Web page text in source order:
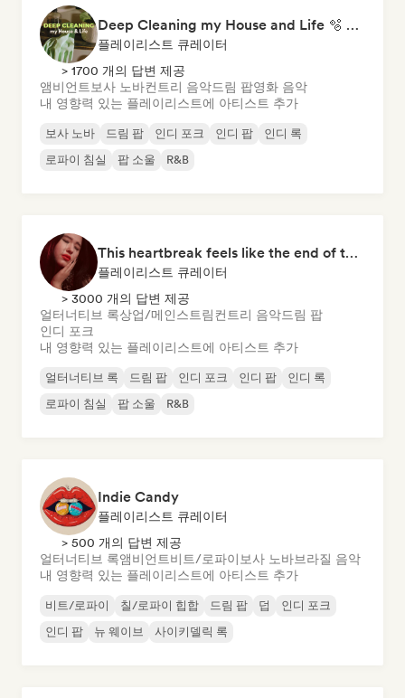
Deep Cleaning my House and Life 🫧 Bedroom Pop & Indie Pop
플레이리스트 큐레이터
> 1700 개의 답변 제공
앰비언트 보사 노바컨트리 음악드림 팝영화 음악
내 영향력 있는 플레이리스트에 아티스트 추가
보사 노바 드림 팝 인디 포크 인디 팝
인디 록
로파이 침실
팝 소울 R&B
This heartbreak feels like the end of the world
플레이리스트 큐레이터
> 3000 개의 답변 제공
얼터너티브 록상업/메인스트림컨트리 음악드림 팝
인디 포크
내 영향력 있는 플레이리스트에 아티스트 추가
얼터너티브 록 드림 팝 인디 포크 인디 팝
인디 록
로파이 침실
팝 소울 R&B
Indie Candy
플레이리스트 큐레이터
> 500 개의 답변 제공
얼터너티브 록앰비언트비트/로파이 보사 노바브라질 음악
내 영향력 있는 플레이리스트에 아티스트 추가
비트/로파이 칠/로파이 힙합 드림 팝 덥
인디 포크
인디 팝
뉴 웨이브 사이키델릭 록